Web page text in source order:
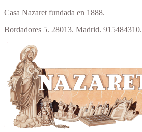
Casa Nazaret fundada en 1888.
Bordadores 5. 28013. Madrid. 915484310.
navegación
contenido